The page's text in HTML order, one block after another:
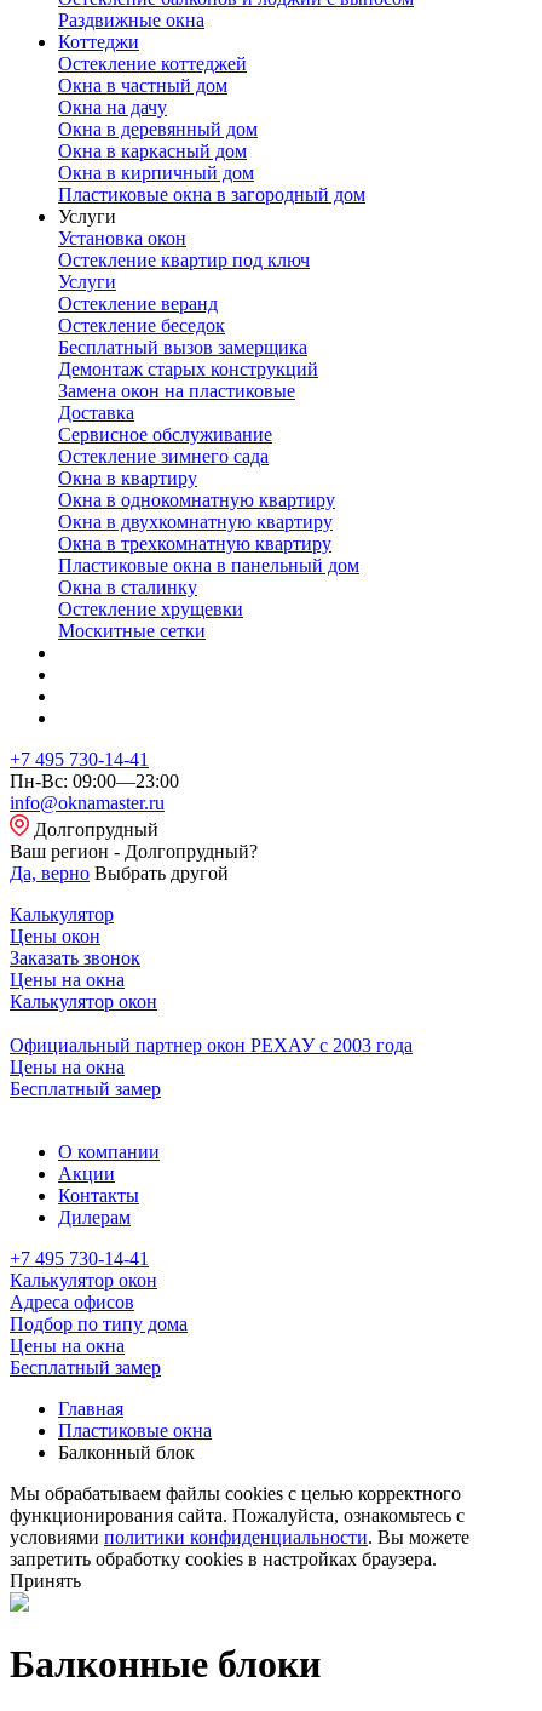
Раздвижные окна
Коттеджи
Остекление коттеджей
Окна в частный дом
Окна на дачу
Окна в деревянный дом
Окна в каркасный дом
Окна в кирпичный дом
Пластиковые окна в загородный дом
Услуги
Установка окон
Остекление квартир под ключ
Услуги
Остекление веранд
Остекление беседок
Бесплатный вызов замерщика
Демонтаж старых конструкций
Замена окон на пластиковые
Доставка
Сервисное обслуживание
Остекление зимнего сада
Окна в квартиру
Окна в однокомнатную квартиру
Окна в двухкомнатную квартиру
Окна в трехкомнатную квартиру
Пластиковые окна в панельный дом
Окна в сталинку
Остекление хрущевки
Москитные сетки
+7 495 730-14-41
Пн-Вс: 09:00—23:00
info@oknamaster.ru
Долгопрудный
Ваш регион - Долгопрудный?
Да, верно Выбрать другой
Калькулятор
Цены окон
Заказать звонок
Цены на окна
Калькулятор окон
Официальный партнер окон РЕХАУ с 2003 года
Цены на окна
Бесплатный замер
О компании
Акции
Контакты
Дилерам
+7 495 730-14-41
Калькулятор окон
Адреса офисов
Подбор по типу дома
Цены на окна
Бесплатный замер
Главная
Пластиковые окна
Балконный блок
Мы обрабатываем файлы cookies с целью корректного
функционирования сайта. Пожалуйста, ознакомьтесь с
условиями политики конфиденциальности. Вы можете
запретить обработку cookies в настройках браузера.
Принять
Балконные блоки